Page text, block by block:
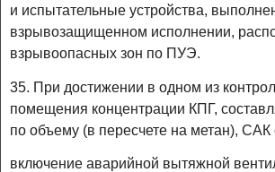
и испытательные устройства,
взрывозащищенном исполнении,
взрывоопасных зон по ПУЭ.
35. При достижении в одном из
помещения концентрации КПГ,
по объему (в пересчете на метан), САК
включение аварийной вытяжной